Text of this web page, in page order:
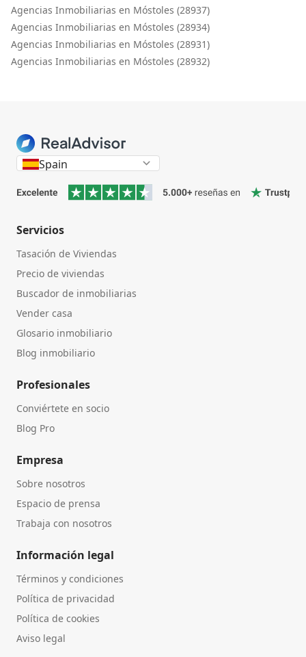
Agencias Inmobiliarias en Móstoles (28937)
Agencias Inmobiliarias en Móstoles (28934)
Agencias Inmobiliarias en Móstoles (28931)
Agencias Inmobiliarias en Móstoles (28932)
Spain
Servicios
Tasación de Viviendas
Precio de viviendas
Buscador de inmobiliarias
Vender casa
Glosario inmobiliario
Blog inmobiliario
Profesionales
Conviértete en socio
Blog Pro
Empresa
Sobre nosotros
Espacio de prensa
Trabaja con nosotros
Información legal
Términos y condiciones
Política de privacidad
Política de cookies
Aviso legal